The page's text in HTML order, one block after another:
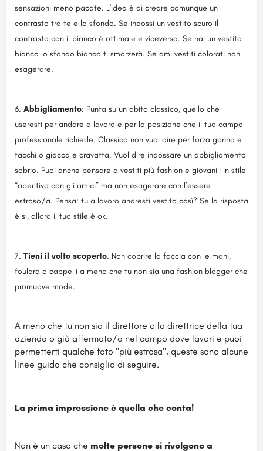
sensazioni meno pacate. L'idea è di creare comunque un
contrasto tra te e lo sfondo. Se indossi un vestito scuro il
contrasto con il bianco è ottimale e viceversa. Se hai un vestito
bianco lo sfondo bianco ti smorzerà. Se ami vestiti colorati non
esagerare.
Abbigliamento: Punta su un abito classico, quello che
useresti per andare a lavoro e per la posizione che il tuo campo
professionale richiede. Classico non vuol dire per forza gonna e
tacchi o giacca e cravatta. Vuol dire indossare un abbigliamento
sobrio. Puoi anche pensare a vestiti più fashion e giovanili in stile
“aperitivo con gli amici” ma non esagerare con l’essere
estroso/a. Pensa: tu a lavoro andresti vestito così? Se la risposta
è si, allora il tuo stile è ok.
Tieni il volto scoperto. Non coprire la faccia con le mani,
foulard o cappelli a meno che tu non sia una fashion blogger che
promuove mode.
A meno che tu non sia il direttore o la direttrice della tua
azienda o già affermato/a nel campo dove lavori e puoi
permetterti qualche foto "più estrosa", queste sono alcune
linee guida che consiglio di seguire.
La prima impressione è quella che conta!
Non è un caso che molte persone si rivolgono a